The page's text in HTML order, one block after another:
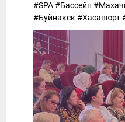
#SPA #Бассейн
#Буйнакск #Хасавюрт